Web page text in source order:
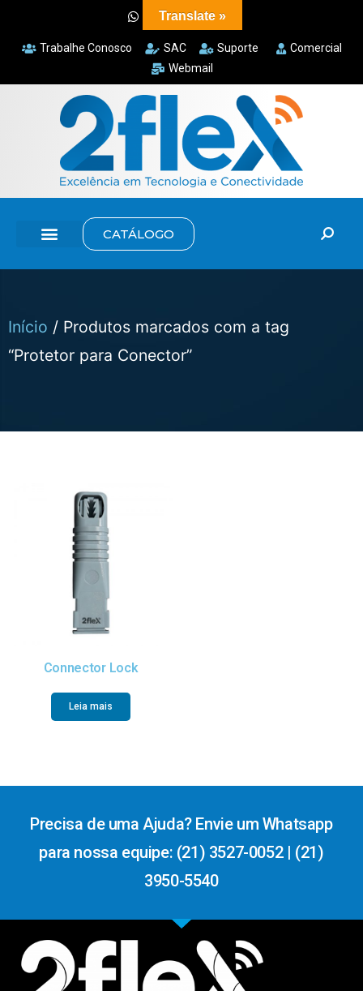
Trabalhe Conosco SAC Suporte
Comercial
Webmail
CATÁLOGO
Início / Produtos marcados com a tag
“Protetor para Conector”
Connector Lock
Leia mais
Precisa de uma Ajuda? Envie um Whatsapp
para nossa equipe: (21) 3527-0052 | (21)
3950-5540
Translate »